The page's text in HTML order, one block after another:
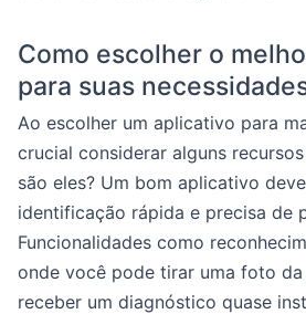
Como escolher o
para suas
Ao escolher um aplicativo para
crucial considerar alguns
são eles? Um bom aplicativo
identificação rápida e precisa de
Funcionalidades como
onde você pode tirar uma foto
receber um diagnóstico quase